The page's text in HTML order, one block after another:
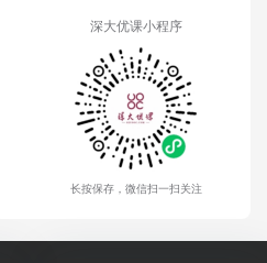
深大优课小程序
长按保存，微信扫一扫关注